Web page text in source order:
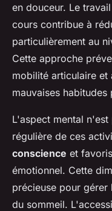
en douceur. Le
cours contribue à
particulièrement au
Cette approche
mobilité articulaire et
mauvaises habitudes
L'aspect mental
régulière de ces
conscience et
émotionnel. Cette
précieuse pour
du sommeil.